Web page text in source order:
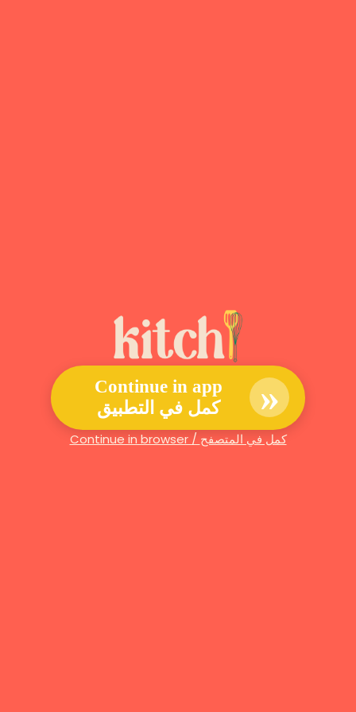
Continue in app
كمل في التطبيق
»
Continue in browser / كمل في المتصفح